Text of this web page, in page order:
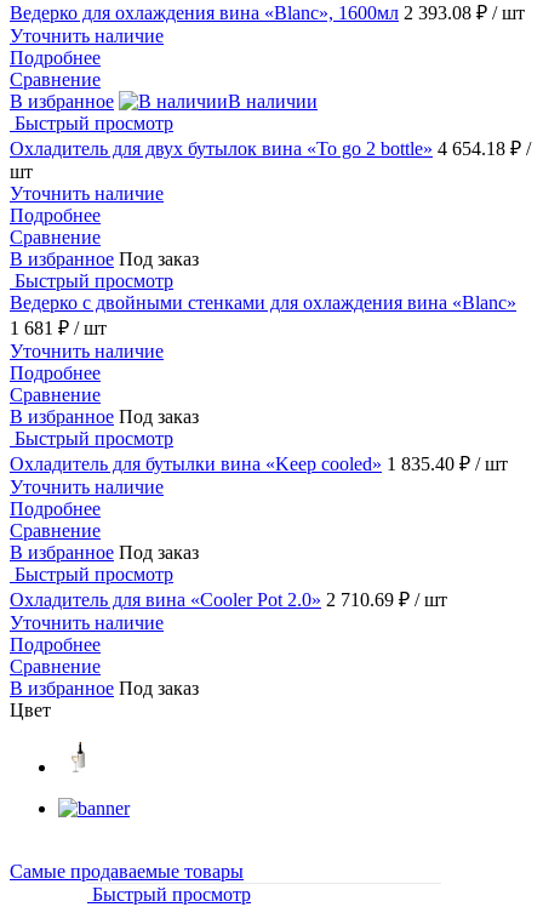
Ведерко для охлаждения вина «Blanc», 1600мл 2 393.08 ₽ / шт
Уточнить наличие
Подробнее
Сравнение
В избранное
В наличии
Быстрый просмотр
Охладитель для двух бутылок вина «To go 2 bottle» 4 654.18 ₽ /
шт
Уточнить наличие
Подробнее
Сравнение
В избранное Под заказ
Быстрый просмотр
Ведерко с двойными стенками для охлаждения вина «Blanc»
1 681 ₽ / шт
Уточнить наличие
Подробнее
Сравнение
В избранное Под заказ
Быстрый просмотр
Охладитель для бутылки вина «Keep cooled» 1 835.40 ₽ / шт
Уточнить наличие
Подробнее
Сравнение
В избранное Под заказ
Быстрый просмотр
Охладитель для вина «Cooler Pot 2.0» 2 710.69 ₽ / шт
Уточнить наличие
Подробнее
Сравнение
В избранное Под заказ
Цвет
Самые продаваемые товары
Быстрый просмотр